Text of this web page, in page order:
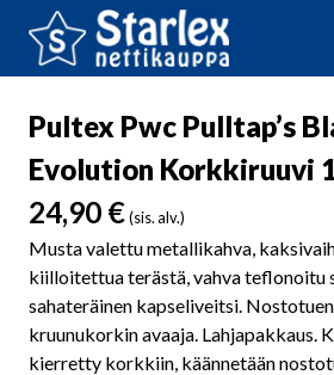
Pultex Pwc Pulltap’s
Evolution Korkkiruuvi
24,90 €(sis. alv.)
Musta valettu metallikahva,
kiilloitettua terästä, vahva teflonoitu
sahateräinen kapseliveitsi.
kruunukorkin avaaja. Lahjapakkaus.
kierretty korkkiin, käännetään